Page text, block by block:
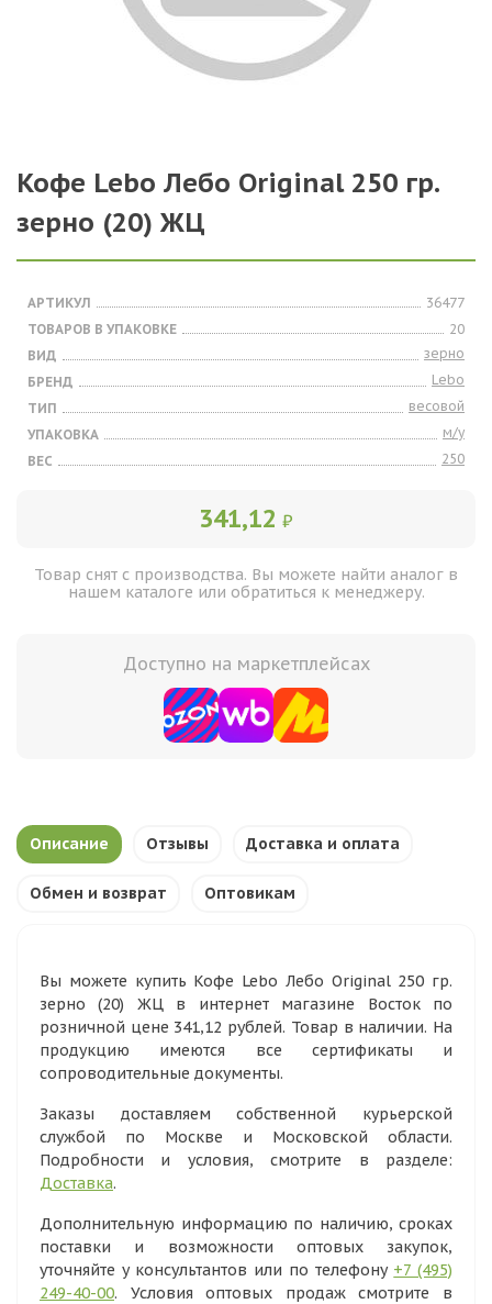
Кофе Lebo Лебо Original 250 гр.
зерно (20) ЖЦ
АРТИКУЛ
36477
ТОВАРОВ В УПАКОВКЕ
20
ВИД
зерно
БРЕНД
Lebo
ТИП
весовой
УПАКОВКА
м/у
ВЕС
250
341,12 ₽
Товар снят с производства. Вы можете найти аналог в
нашем каталоге или обратиться к менеджеру.
Доступно на маркетплейсах
Описание Отзывы Доставка и оплата
Обмен и возврат Оптовикам
Вы можете купить Кофе Lebo Лебо Original 250 гр.
зерно (20) ЖЦ в интернет магазине Восток по
розничной цене 341,12 рублей. Товар в наличии. На
продукцию имеются все сертификаты и
сопроводительные документы.
Заказы доставляем собственной курьерской
службой по Москве и Московской области.
Подробности и условия, смотрите в разделе:
Доставка.
Дополнительную информацию по наличию, сроках
поставки и возможности оптовых закупок,
уточняйте у консультантов или по телефону +7 (495)
249-40-00. Условия оптовых продаж смотрите в